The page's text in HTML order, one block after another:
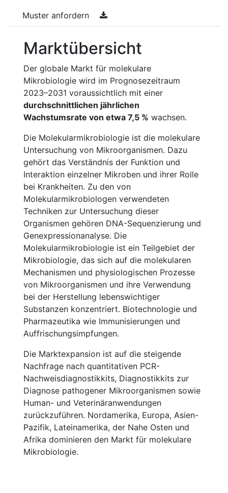
Muster anfordern
Marktübersicht
Der globale Markt für molekulare
Mikrobiologie wird im Prognosezeitraum
2023–2031 voraussichtlich mit einer
durchschnittlichen jährlichen
Wachstumsrate von etwa 7,5 % wachsen.
Die Molekularmikrobiologie ist die molekulare
Untersuchung von Mikroorganismen. Dazu
gehört das Verständnis der Funktion und
Interaktion einzelner Mikroben und ihrer Rolle
bei Krankheiten. Zu den von
Molekularmikrobiologen verwendeten
Techniken zur Untersuchung dieser
Organismen gehören DNA-Sequenzierung und
Genexpressionanalyse. Die
Molekularmikrobiologie ist ein Teilgebiet der
Mikrobiologie, das sich auf die molekularen
Mechanismen und physiologischen Prozesse
von Mikroorganismen und ihre Verwendung
bei der Herstellung lebenswichtiger
Substanzen konzentriert. Biotechnologie und
Pharmazeutika wie Immunisierungen und
Auffrischungsimpfungen.
Die Marktexpansion ist auf die steigende
Nachfrage nach quantitativen PCR-
Nachweisdiagnostikkits, Diagnostikkits zur
Diagnose pathogener Mikroorganismen sowie
Human- und Veterinäranwendungen
zurückzuführen. Nordamerika, Europa, Asien-
Pazifik, Lateinamerika, der Nahe Osten und
Afrika dominieren den Markt für molekulare
Mikrobiologie.